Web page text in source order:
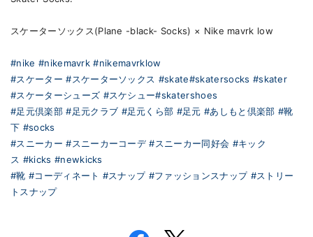
スケーターソックス(Plane -black- Socks) × Nike mavrk low
#nike #nikemavrk #nikemavrklow
#スケーター #スケーターソックス #skate#skatersocks #skater
#スケーターシューズ #スケシュー#skatershoes
#足元倶楽部 #足元クラブ #足元くら部 #足元 #あしもと倶楽部 #靴
下 #socks
#スニーカー #スニーカーコーデ #スニーカー同好会 #キック
ス #kicks #newkicks
#靴 #コーディネート #スナップ #ファッションスナップ #ストリー
トスナップ